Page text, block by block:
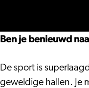
Ben je benieuwd
De sport is
geweldige hallen. Je